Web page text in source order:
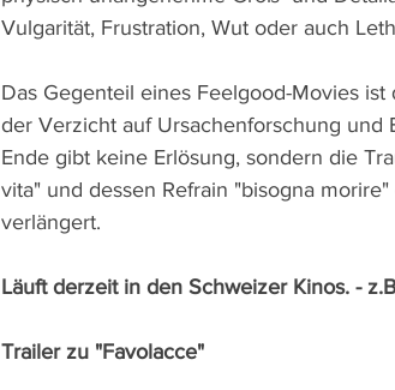
Vulgarität, Frustration, Wut oder auch
Das Gegenteil eines Feelgood-Movies
der Verzicht auf Ursachenforschung und
Ende gibt keine Erlösung, sondern die
vita" und dessen Refrain "bisogna
verlängert.
Läuft derzeit in den Schweizer Kinos. -
Trailer zu "Favolacce"